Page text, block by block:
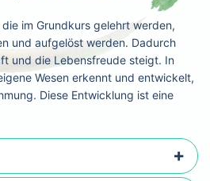
im Grundkurs gelehrt werden,
und aufgelöst werden. Dadurch
und die Lebensfreude steigt. In
Wesen erkennt und entwickelt,
Diese Entwicklung ist eine